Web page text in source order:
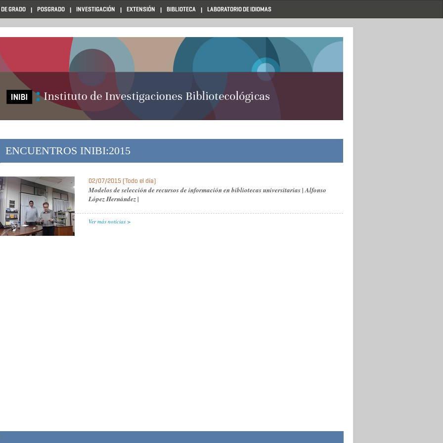
GRADO POSGRADO INVESTIGACIÓN EXTENSIÓN BIBLIOTECA LABORATORIO DE IDIOMAS
ENCUENTROS INIBI:2015
02/07/2015 (Todo el día)
Modelos de selección de recursos de información en bibliotecas universitarias | Alfonso
López Hernández |
Ver más noticias